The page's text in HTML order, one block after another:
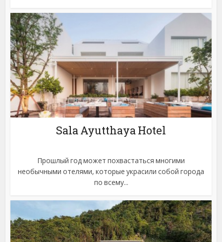
Sala Ayutthaya Hotel
Прошлый год может похвастаться многими
необычными отелями, которые украсили собой города
по всему...